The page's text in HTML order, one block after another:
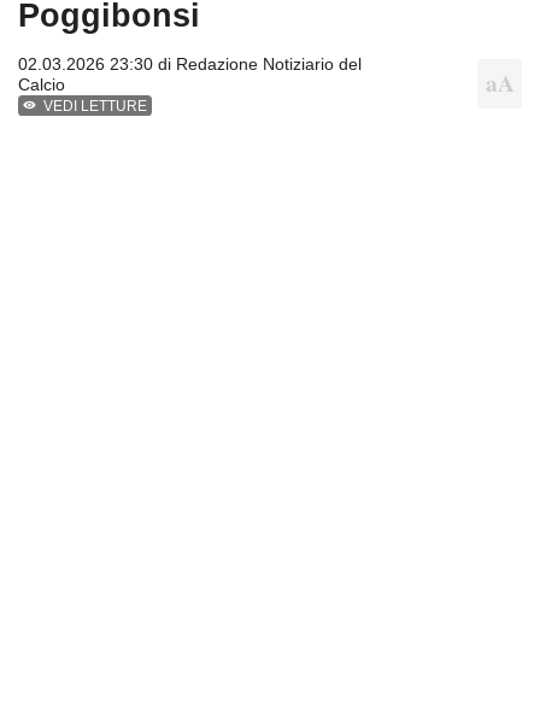
Poggibonsi
02.03.2026 23:30 di Redazione Notiziario del
Calcio
VEDI LETTURE